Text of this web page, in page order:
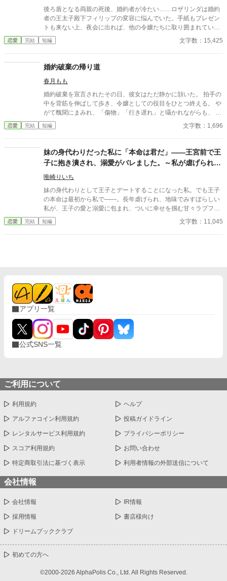
結婚式当日に戻っていた。何度死んでも、何度拒絶しても、結婚
式の誓いの瞬間へと戻される。 番から逃れようと、スノーは何
度も死を選ぶが――。
後ろ盾となる両親の死後、婚約者が冷たい……ロザリンダは婚約
者の王太子殿下フィリップの変容に悩んでいた。手紙もプレゼン
トも来ない上、夜会に出れば、他の令嬢たちに取り囲まれてい
る。弟からはもう、婚約など止めてはどうかと助言され…… 視点
が話ごとに変わります。タイトルに誰の視点なのか入っています
変わるから（言い訳）
恋愛 完結 短編 文字数：15,425
婚約破棄の帰り道
春月もも
婚約破棄を宣言されたその日、彼女はただ静かに頷いた。 拍手の
中を背筋を伸ばして歩き、令嬢としての役目をひとつ終える。 や
がて醜聞にまみれ、「傷物」「行き遅れ」と囁かれながらも、 薔
薇と風だけを相手に庭でお茶を飲む日々。 気品だけを残して、心
はゆっくりと枯れていく。 ――そんな彼女の前に現れたのは、 か
た」 静かな破滅の先に訪れる、軍を率いた一途な求婚。 これは、
声を荒げずにすべてを覆す、上品な逆転劇。
恋愛 完結 短編 文字数：1,696
妹の身代わりだった私に「本命は君だ」――王宮前で王
子に抱き潰され、溺愛がバレました。～私が虐げられる
きっかけになった少年が、私と王子を結び付
唯崎りいち
妹の身代わりとして王子とデートすることになった私。でも王子
の本命は最初から私で――。長年虐げられ、地味でみすぼらしい
私が、王子の愛と溺愛に包まれ、ついに幸せを掴む甘々ラブファ
ンタジー。妹や家族との誤解、影武者の存在も絡み、ハラハラと
胸キュンが止まらない物語。
恋愛 完結 短編 文字数：11,045
アプリ一覧
公式SNS一覧
ご利用について
利用規約 ヘルプ
アルファコイン利用規約 投稿ガイドライン
レンタルサービス利用規約 プライバシーポリシー
スコア利用規約 お問い合わせ
特定商取引法に基づく表示 利用者情報の外部送信について
会社情報
会社情報 IR情報
採用情報 書店様向け
ドリームブッククラブ
初めての方へ
©2000-2026 AlphaPolis Co., Ltd. All Rights Reserved.